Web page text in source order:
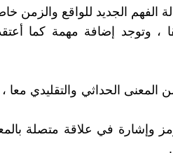
، وتوجد إضافة مهمة كما
المعنى الحداثي والتقليدي
وإشارة في علاقة متصلة